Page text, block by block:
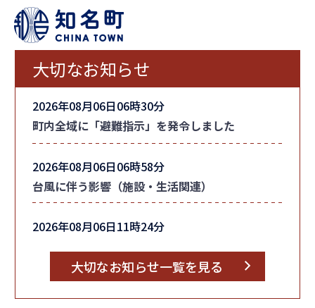
大切なお知らせ
2026年08月06日06時30分
町内全域に「避難指示」を発令しました
2026年08月06日06時58分
台風に伴う影響（施設・生活関連）
2026年08月06日11時24分
大切なお知らせ一覧を見る